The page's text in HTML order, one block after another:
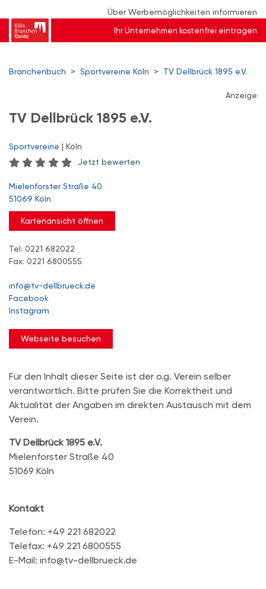
Über Werbemöglichkeiten informieren
Ihr Unternehmen kostenfrei eintragen
Branchenbuch > Sportvereine Köln > TV Dellbrück 1895 e.V.
Anzeige
TV Dellbrück 1895 e.V.
Sportvereine | Köln
Jetzt bewerten
Mielenforster Straße 40
51069 Köln
Kartenansicht öffnen
Tel: 0221 682022
Fax: 0221 6800555
info@tv-dellbrueck.de
Facebook
Instagram
Webseite besuchen
Für den Inhalt dieser Seite ist der o.g. Verein selber
verantwortlich. Bitte prüfen Sie die Korrektheit und
Aktualität der Angaben im direkten Austausch mit dem
Verein.
TV Dellbrück 1895 e.V.
Mielenforster Straße 40
51069 Köln
Kontakt
Telefon: +49 221 682022
Telefax: +49 221 6800555
E-Mail: info@tv-dellbrueck.de